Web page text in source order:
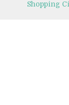
Shopping